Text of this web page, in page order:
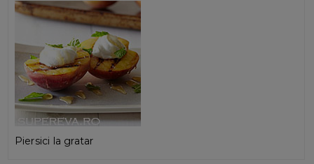
Piersici la gratar